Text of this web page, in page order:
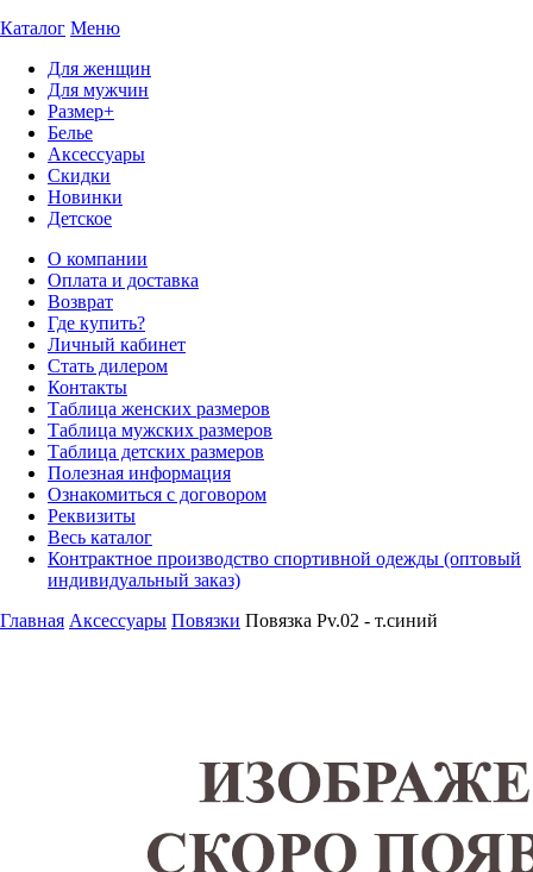
Каталог Меню
Для женщин
Для мужчин
Размер+
Белье
Аксессуары
Скидки
Новинки
Детское
О компании
Оплата и доставка
Возврат
Где купить?
Личный кабинет
Стать дилером
Контакты
Таблица женских размеров
Таблица мужских размеров
Таблица детских размеров
Полезная информация
Ознакомиться с договором
Реквизиты
Весь каталог
Контрактное производство спортивной одежды (оптовый
индивидуальный заказ)
Главная Аксессуары Повязки Повязка Pv.02 - т.синий